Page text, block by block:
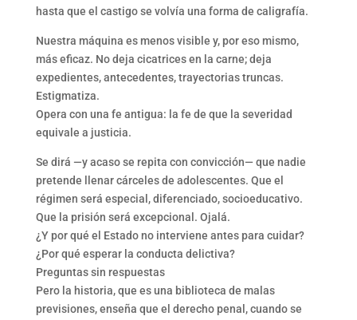
hasta que el castigo se volvía una forma de caligrafía.
Nuestra máquina es menos visible y, por eso mismo,
más eficaz. No deja cicatrices en la carne; deja
expedientes, antecedentes, trayectorias truncas.
Estigmatiza.
Opera con una fe antigua: la fe de que la severidad
equivale a justicia.
Se dirá —y acaso se repita con convicción— que nadie
pretende llenar cárceles de adolescentes. Que el
régimen será especial, diferenciado, socioeducativo.
Que la prisión será excepcional. Ojalá.
¿Y por qué el Estado no interviene antes para cuidar?
¿Por qué esperar la conducta delictiva?
Preguntas sin respuestas
Pero la historia, que es una biblioteca de malas
previsiones, enseña que el derecho penal, cuando se